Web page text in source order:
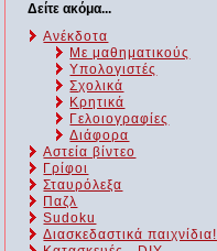
Δείτε ακόμα...
Ανέκδοτα
Με μαθηματικούς
Υπολογιστές
Σχολικά
Κρητικά
Γελοιογραφίες
Διάφορα
Αστεία βίντεο
Γρίφοι
Σταυρόλεξα
Παζλ
Sudoku
Διασκεδαστικά παιχνίδια!